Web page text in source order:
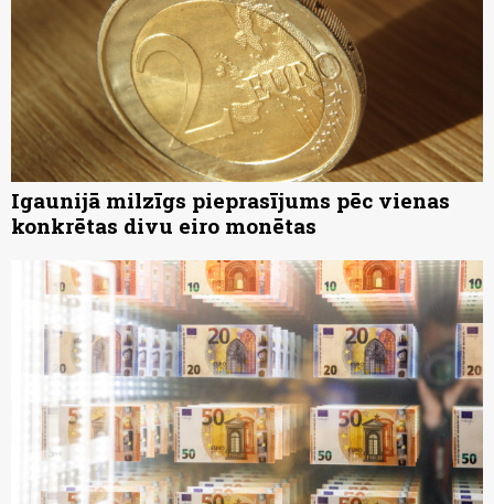
Igaunijā milzīgs pieprasījums pēc vienas
konkrētas divu eiro monētas